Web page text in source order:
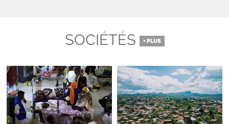
SOCIÉTÉS + PLUS